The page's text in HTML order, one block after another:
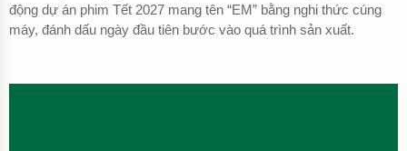
động dự án phim Tết 2027 mang tên “EM” bằng nghi thức cúng
máy, đánh dấu ngày đầu tiên bước vào quá trình sản xuất.